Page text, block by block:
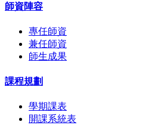
師資陣容
專任師資
兼任師資
師生成果
課程規劃
學期課表
開課系統表